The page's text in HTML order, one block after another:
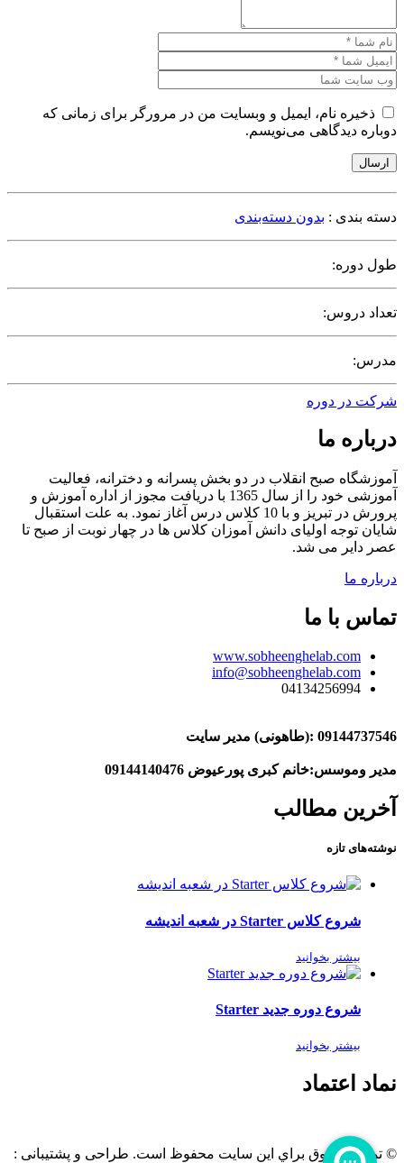
ذخیره نام، ایمیل و وبسایت من در مرورگر برای زمانی که
دوباره دیدگاهی می‌نویسم.
ارسال
دسته بندی : بدون دسته‌بندی
طول دوره:
تعداد دروس:
مدرس:
شرکت در دوره
درباره ما
آموزشگاه صبح انقلاب در دو بخش پسرانه و دخترانه، فعالیت
آموزشی خود را از سال 1365 با دریافت مجوز از اداره آموزش و
پرورش در تبریز و با 10 کلاس درس آغاز نمود. به علت استقبال
شایان توجه اولیای دانش آموزان کلاس ها در چهار نوبت از صبح تا
عصر دایر می شد.
درباره ما
تماس با ما
www.sobheenghelab.com
info@sobheenghelab.com
04134256994
09144737546 :(طاهونی) مدیر سایت
مدیر وموسس:خانم کبری پورعیوض 09144140476
آخرین مطالب
نوشته‌های تازه
شروع کلاس Starter در شعبه اندیشه
بیشتر بخوانید
شروع دوره جدید Starter
بیشتر بخوانید
نماد اعتماد
© تمامی حقوق براي این سایت محفوظ است. طراحی و پشتیبانی :